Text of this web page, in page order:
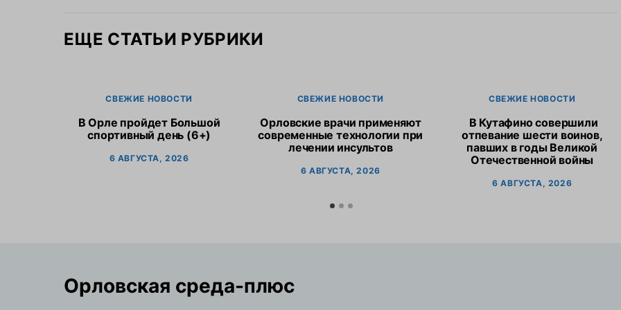
ЕЩЕ СТАТЬИ РУБРИКИ
СВЕЖИЕ НОВОСТИ
В Орле пройдет Большой
спортивный день (6+)
6 АВГУСТА, 2026
СВЕЖИЕ НОВОСТИ
Орловские врачи применяют
современные технологии при
лечении инсультов
6 АВГУСТА, 2026
СВЕЖИЕ НОВОСТИ
В Кутафино совершили
отпевание шести воинов,
павших в годы Великой
Отечественной войны
6 АВГУСТА, 2026
Орловская cреда-плюс